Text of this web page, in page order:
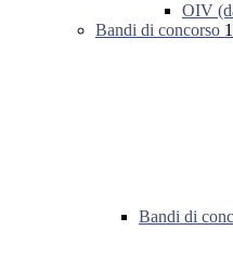
OIV
Bandi di concorso 1
Bandi di